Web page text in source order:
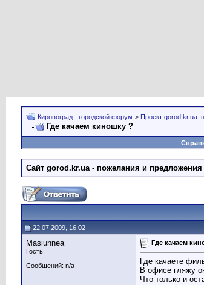
Кировоград - городской форум > Проект gorod.kr.ua:
Где качаем киношку ?
Сайт gorod.kr.ua - пожелания и предложения
22.07.2009, 16:02
Masiunnea
Гость
Сообщений: n/a
Где качаем
Где качаете
В офисе гляжу
Что только и